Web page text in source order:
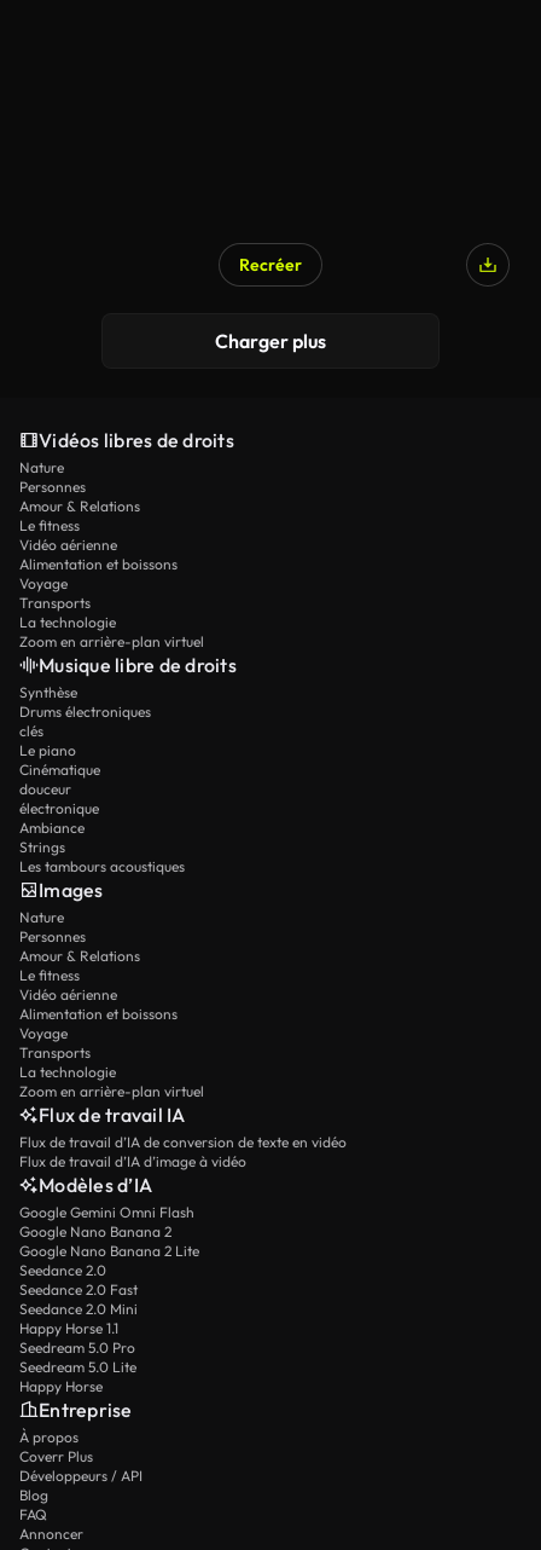
Recréer
Charger plus
Vidéos libres de droits
Nature
Personnes
Amour & Relations
Le fitness
Vidéo aérienne
Alimentation et boissons
Voyage
Transports
La technologie
Zoom en arrière-plan virtuel
Musique libre de droits
Synthèse
Drums électroniques
clés
Le piano
Cinématique
douceur
électronique
Ambiance
Strings
Les tambours acoustiques
Images
Nature
Personnes
Amour & Relations
Le fitness
Vidéo aérienne
Alimentation et boissons
Voyage
Transports
La technologie
Zoom en arrière-plan virtuel
Flux de travail IA
Flux de travail d’IA de conversion de texte en vidéo
Flux de travail d’IA d’image à vidéo
Modèles d’IA
Google Gemini Omni Flash
Google Nano Banana 2
Google Nano Banana 2 Lite
Seedance 2.0
Seedance 2.0 Fast
Seedance 2.0 Mini
Happy Horse 1.1
Seedream 5.0 Pro
Seedream 5.0 Lite
Happy Horse
Entreprise
À propos
Coverr Plus
Développeurs / API
Blog
FAQ
Annoncer